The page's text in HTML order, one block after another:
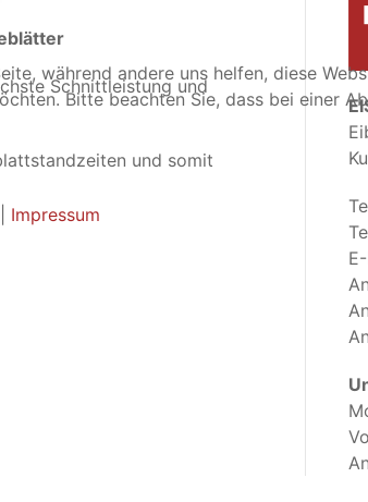
Schnittleistung und
und somit
während andere uns helfen, diese
Bitte beachten Sie, dass bei einer
Impressum